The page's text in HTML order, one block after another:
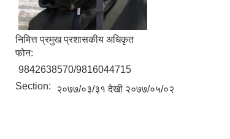
निमित्त प्रमुख प्रशासकीय अधिकृत
फोन:
9842638570/9816044715
Section:
२०७७/०३/३१ देखी २०७७/०५/०२